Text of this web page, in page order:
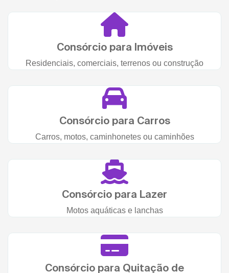
Consórcio para Imóveis
Residenciais, comerciais, terrenos ou construção
Consórcio para Carros
Carros, motos, caminhonetes ou caminhões
Consórcio para Lazer
Motos aquáticas e lanchas
Consórcio para Quitação de